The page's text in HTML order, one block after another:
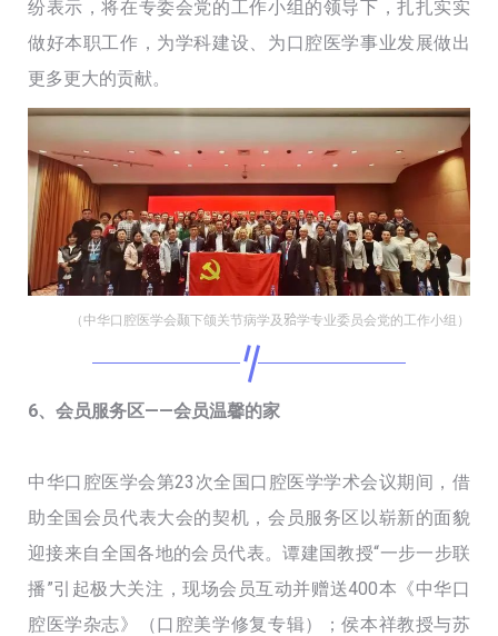
纷表示，将在专委会党的工作小组的领导下，扎扎实实
做好本职工作，为学科建设、为口腔医学事业发展做出
更多更大的贡献。
（中华口腔医学会颞下颌关节病学及𬌗学专业委员会党的工作小组）
6、会员服务区——会员温馨的家
中华口腔医学会第23次全国口腔医学学术会议期间，借
助全国会员代表大会的契机，会员服务区以崭新的面貌
迎接来自全国各地的会员代表。谭建国教授“一步一步联
播”引起极大关注，现场会员互动并赠送400本《中华口
腔医学杂志》（口腔美学修复专辑）；侯本祥教授与苏